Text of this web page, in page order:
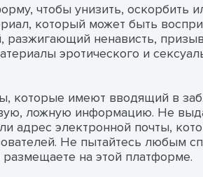
чтобы унизить, оскорбить
который может быть
разжигающий ненависть,
эротического и
которые имеют вводящий в
ложную информацию. Не
адрес электронной почты,
Не пытайтесь любым
на этой платформе.